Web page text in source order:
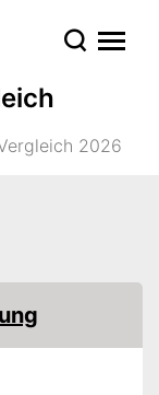
2026